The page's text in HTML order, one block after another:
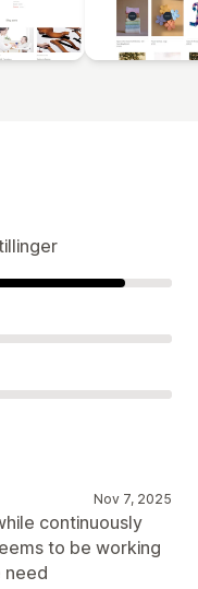
Nov 7, 2025
continuously
to be working
need